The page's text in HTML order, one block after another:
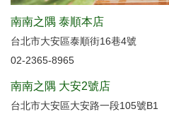
南南之隅 泰順本店
台北市大安區泰順街16巷4號
02-2365-8965
南南之隅 大安2號店
台北市大安區大安路一段105號B1